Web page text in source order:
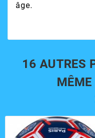
âge.
16 AUTRES
MÊME